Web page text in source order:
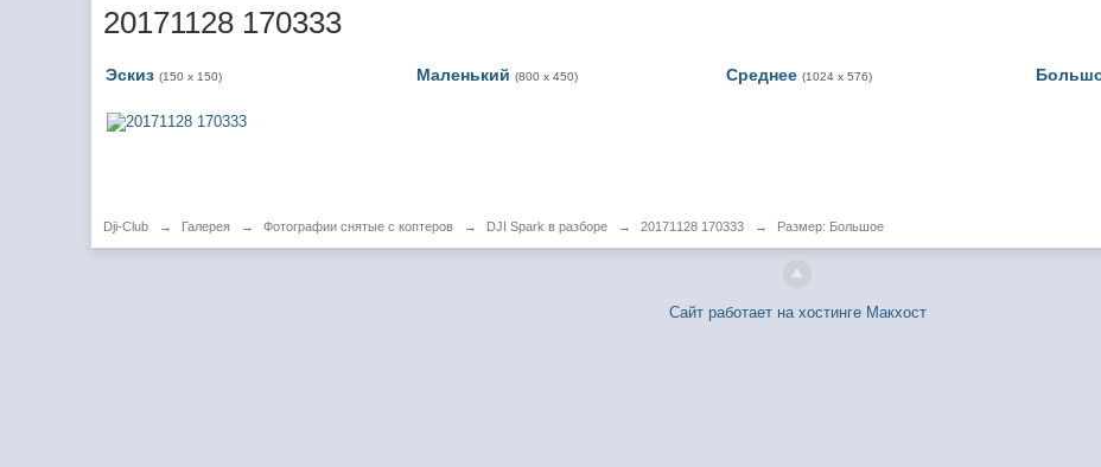
20171128 170333
Эскиз (150 x 150) Маленький (800 x 450) Среднее (1024 x 576)
Dji-Club → Галерея → Фотографии снятые с коптеров → DJI Spark в разборе → 20171128 170333 → Размер: Большое
Сайт работает на хостинге Макхост